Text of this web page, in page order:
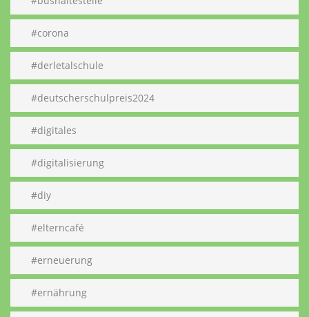
#corona
#derletalschule
#deutscherschulpreis2024
#digitales
#digitalisierung
#diy
#elterncafé
#erneuerung
#ernährung